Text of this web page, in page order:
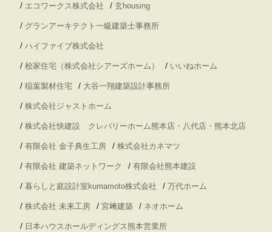
/ エコワークス株式会社 / 玄housing
/ グランアーキテクト一級建築士事務所
/ ハイファイブ株式会社
/ 桧家住宅（株式会社シアーズホーム） / いいねホーム
/ 稲葉製材住宅 / 大谷一翔建築設計事務所
/ 株式会社ジャストホーム
/ 株式会社快建設 クレバリーホーム熊本店・八代店・熊本北店
/ 有限会社 金子典生工房 / 株式会社カネマツ
/ 有限会社 建築ネットワーク / 有限会社熊本建設
/ 暮らしと庭設計室kumamoto株式会社 / 万代ホーム
/ 株式会社 未来工房 / 宮﨑建築 / ネオホーム
/ 日本ハウスホールディングス熊本営業所